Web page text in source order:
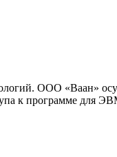
ООО «Ваан»
к программе для